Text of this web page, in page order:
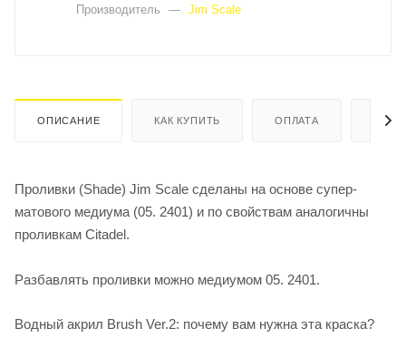
Производитель
— Jim Scale
ОПИСАНИЕ КАК КУПИТЬ ОПЛАТА
Проливки (Shade) Jim Scale сделаны на основе супер-
матового медиума (05. 2401) и по свойствам аналогичны
проливкам Citadel.
Разбавлять проливки можно медиумом 05. 2401.
Водный акрил Brush Ver.2: почему вам нужна эта краска?